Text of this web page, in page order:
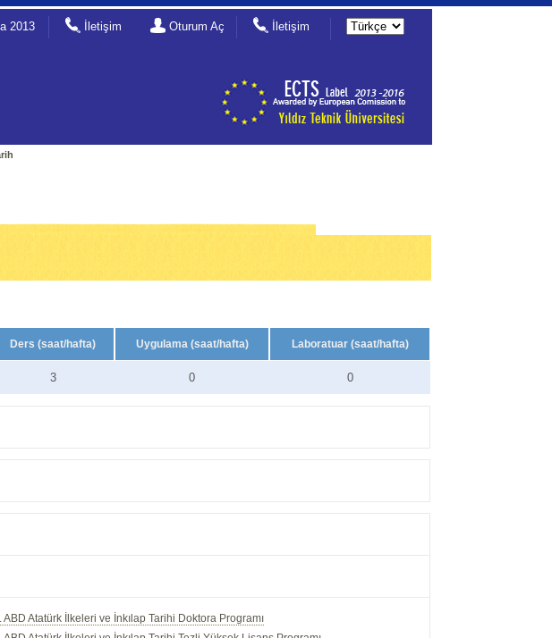
2013 İletişim Oturum Aç İletişim
Ders (saat/hafta) Uygulama (saat/hafta) Laboratuar (saat/hafta)
3 0 0
ABD Atatürk İlkeleri ve İnkılap Tarihi Doktora Programı